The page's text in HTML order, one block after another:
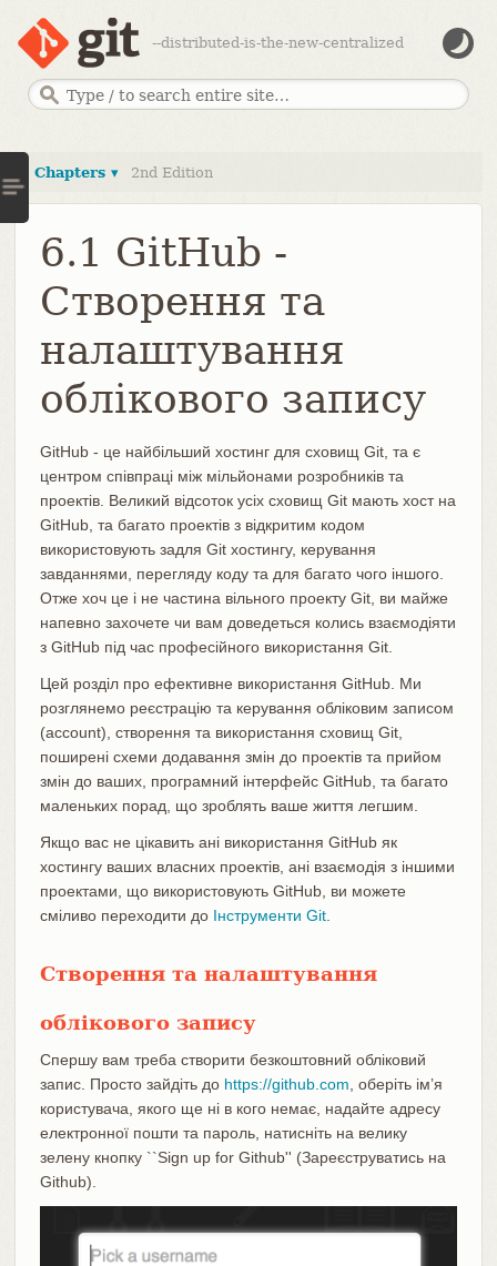
--distributed-is-the-new-centralized
Chapters ▾ 2nd Edition
6.1 GitHub -
Створення та
налаштування
облікового запису
GitHub - це найбільший хостинг для сховищ Git, та є
центром співпраці між мільйонами розробників та
проектів. Великий відсоток усіх сховищ Git мають хост на
GitHub, та багато проектів з відкритим кодом
використовують задля Git хостингу, керування
завданнями, перегляду коду та для багато чого іншого.
Отже хоч це і не частина вільного проекту Git, ви майже
напевно захочете чи вам доведеться колись взаємодіяти
з GitHub під час професійного використання Git.
Цей розділ про ефективне використання GitHub. Ми
розглянемо реєстрацію та керування обліковим записом
(account), створення та використання сховищ Git,
поширені схеми додавання змін до проектів та прийом
змін до ваших, програмний інтерфейс GitHub, та багато
маленьких порад, що зроблять ваше життя легшим.
Якщо вас не цікавить ані використання GitHub як
хостингу ваших власних проектів, ані взаємодія з іншими
проектами, що використовують GitHub, ви можете
сміливо переходити до Інструменти Git.
Створення та налаштування
облікового запису
Спершу вам треба створити безкоштовний обліковий
запис. Просто зайдіть до https://github.com , оберіть ім’я
користувача, якого ще ні в кого немає, надайте адресу
електронної пошти та пароль, натисніть на велику
зелену кнопку ``Sign up for Github'' (Зареєструватись на
Github).